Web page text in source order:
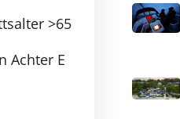
>65
Achter E